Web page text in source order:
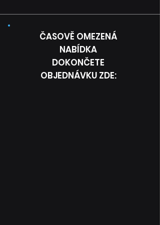
ČASOVĚ OMEZENÁ
NABÍDKA
DOKONČETE
OBJEDNÁVKU ZDE: